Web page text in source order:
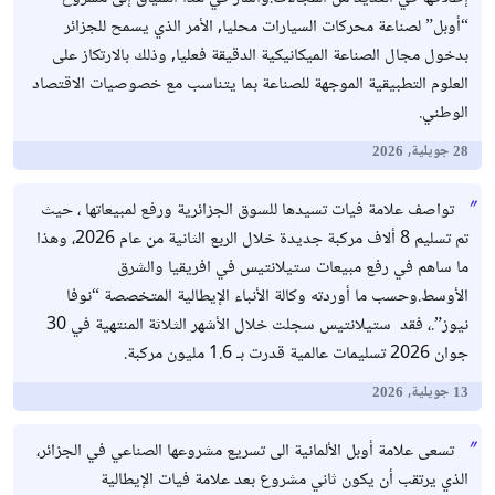
“أوبل” لصناعة محركات السيارات محليا, الأمر الذي يسمح للجزائر
بدخول مجال الصناعة الميكانيكية الدقيقة فعليا, وذلك بالارتكاز على
العلوم التطبيقية الموجهة للصناعة بما يتناسب مع خصوصيات الاقتصاد
الوطني.
28 جويلية, 2026
تواصف علامة فيات تسيدها للسوق الجزائرية ورفع لمبيعاتها ، حيث
تم تسليم 8 ألاف مركبة جديدة خلال الربع الثانية من عام 2026، وهذا
ما ساهم في رفع مبيعات ستيلانتيس في افريقيا والشرق
الأوسط.وحسب ما أوردته وكالة الأنباء الإيطالية المتخصصة “نوفا
نيوز”.، فقد ستيلانتيس سجلت خلال الأشهر الثلاثة المنتهية في 30
جوان 2026 تسليمات عالمية قدرت بـ 1.6 مليون مركبة.
13 جويلية, 2026
تسعى علامة أوبل الألمانية الى تسريع مشروعها الصناعي في الجزائر،
الذي يرتقب أن يكون ثاني مشروع بعد علامة فيات الإيطالية